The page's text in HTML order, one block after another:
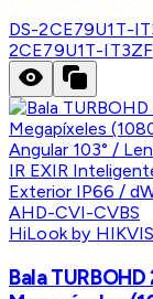
DS-2CE79U1T-
2CE79U1T-IT3ZF
HiLook by
Bala TURBOHD